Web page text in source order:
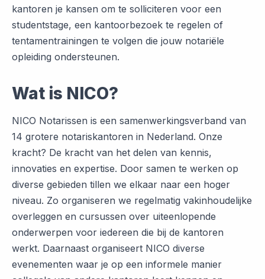
kantoren je kansen om te solliciteren voor een
studentstage, een kantoorbezoek te regelen of
tentamentrainingen te volgen die jouw notariële
opleiding ondersteunen.
Wat is NICO?
NICO Notarissen is een samenwerkingsverband van
14 grotere notariskantoren in Nederland. Onze
kracht? De kracht van het delen van kennis,
innovaties en expertise. Door samen te werken op
diverse gebieden tillen we elkaar naar een hoger
niveau. Zo organiseren we regelmatig vakinhoudelijke
overleggen en cursussen over uiteenlopende
onderwerpen voor iedereen die bij de kantoren
werkt. Daarnaast organiseert NICO diverse
evenementen waar je op een informele manier